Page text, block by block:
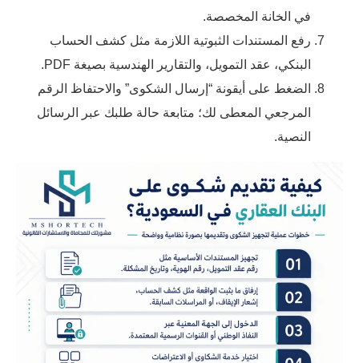
في الخانة المخصصة.
رفع المستندات الثبوتية اللازمة مثل كشف الحساب
البنكي، عقد التمويل، والتقارير الهندسية بصيغة PDF.
الضغط على أيقونة “إرسال الشكوى” والاحتفاظ الرقم
المرجعي المعطى لك؛ متابعة حالة طلبك عبر الرسائل
النصية.